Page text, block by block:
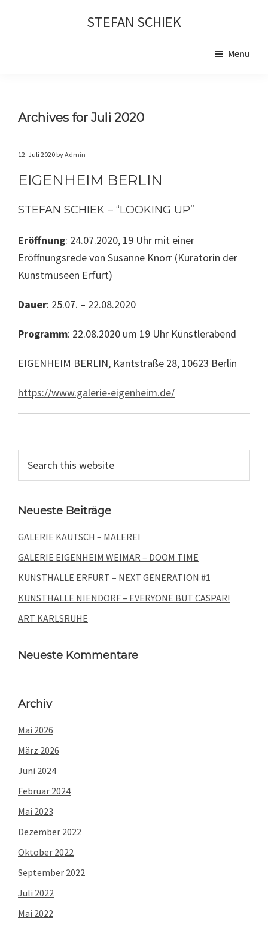
STEFAN SCHIEK
Menu
Archives for Juli 2020
12. Juli 2020 byAdmin
EIGENHEIM BERLIN
STEFAN SCHIEK – “LOOKING UP”
Eröffnung: 24.07.2020, 19 Uhr mit einer
Eröffnungsrede von Susanne Knorr (Kuratorin der
Kunstmuseen Erfurt)
Dauer: 25.07. – 22.08.2020
Programm: 22.08.2020 um 19 Uhr Künstlerabend
EIGENHEIM BERLIN, Kantstraße 28, 10623 Berlin
https://www.galerie-eigenheim.de/
Primary
Sidebar
this
Neueste Beiträge
GALERIE KAUTSCH – MALEREI
GALERIE EIGENHEIM WEIMAR – DOOM TIME
KUNSTHALLE ERFURT – NEXT GENERATION #1
KUNSTHALLE NIENDORF – EVERYONE BUT CASPAR!
ART KARLSRUHE
Neueste Kommentare
Archiv
Mai 2026
März 2026
Juni 2024
Februar 2024
Mai 2023
Dezember 2022
Oktober 2022
September 2022
Juli 2022
Mai 2022